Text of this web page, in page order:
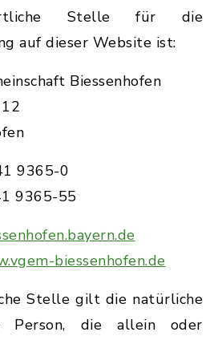
Stelle für die
auf dieser Website ist:
Biessenhofen
9365-0
9365-55
biessenhofen.de
Stelle gilt die natürliche
Person, die allein oder